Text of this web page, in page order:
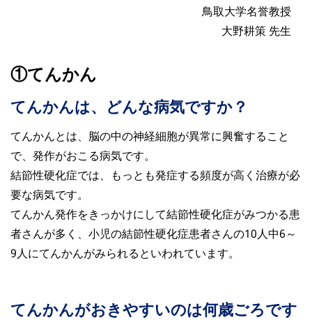
鳥取大学名誉教授
大野耕策 先生
①てんかん
てんかんは、どんな病気ですか？
てんかんとは、脳の中の神経細胞が異常に興奮すること
で、発作がおこる病気です。
結節性硬化症では、もっとも発症する頻度が高く治療が必
要な病気です。
てんかん発作をきっかけにして結節性硬化症がみつかる患
者さんが多く、小児の結節性硬化症患者さんの10人中6～
9人にてんかんがみられるといわれています。
てんかんがおきやすいのは何歳ごろです